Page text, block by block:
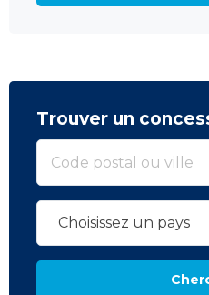
Trouver un
Choisissez un pays